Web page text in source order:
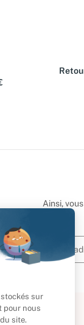
Ainsi,